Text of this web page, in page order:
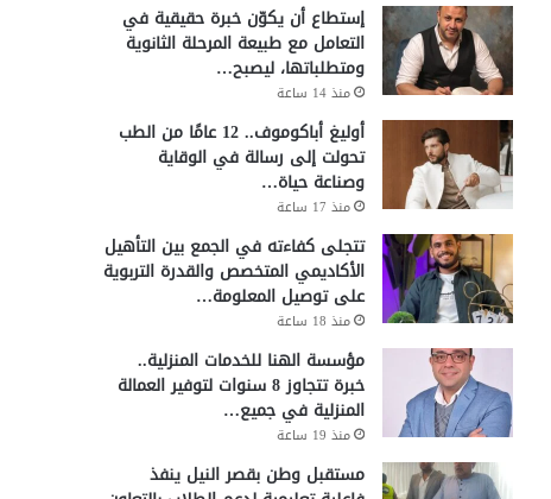
إستطاع أن يكوّن خبرة حقيقية في
التعامل مع طبيعة المرحلة الثانوية
ومتطلباتها، ليصبح…
منذ 14 ساعة
أوليغ أباكوموف.. 12 عامًا من الطب
تحولت إلى رسالة في الوقاية
وصناعة حياة…
منذ 17 ساعة
تتجلى كفاءته في الجمع بين التأهيل
الأكاديمي المتخصص والقدرة التربوية
على توصيل المعلومة…
منذ 18 ساعة
مؤسسة الهنا للخدمات المنزلية..
خبرة تتجاوز 8 سنوات لتوفير العمالة
المنزلية في جميع…
منذ 19 ساعة
مستقبل وطن بقصر النيل ينفذ